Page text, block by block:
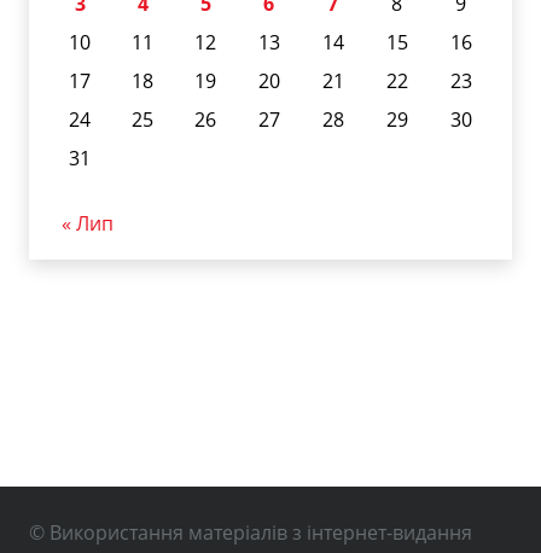
10
11 12 13 14 15
16
17
18 19 20 21 22
23
24
25 26 27 28 29
30
31
« Лип
© Використання матеріалів з інтернет-видання